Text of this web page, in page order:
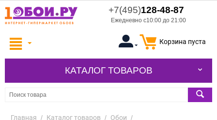
+7(495)128-48-87
Ежедневно с10:00 до 21:00
Корзина пуста
КАТАЛОГ ТОВАРОВ
Главная / Каталог товаров / Обои /